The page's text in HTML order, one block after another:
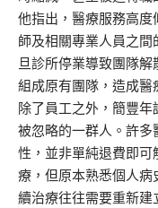
他指出，醫療服務高
師及相關專業人員之
旦診所停業導致團隊
組成原有團隊，造成醫
除了員工之外，簡豐
被忽略的一群人。許
性，並非單純退費即
療，但原本熟悉個人
續治療往往需要重新建